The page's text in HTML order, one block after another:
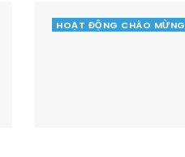
HOẠT ĐỘNG CHÀO MỪNG